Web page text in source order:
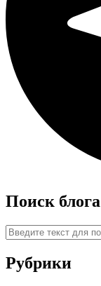
Поиск блога
Рубрики